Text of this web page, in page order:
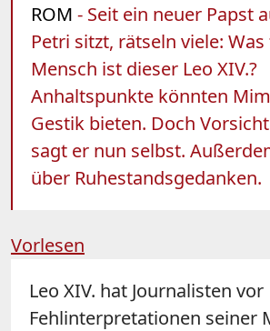
ROM - Seit ein neuer Papst
Petri sitzt, rätseln viele:
Mensch ist dieser Leo XIV.?
Anhaltspunkte könnten
Gestik bieten. Doch
sagt er nun selbst.
über Ruhestandsgedanken.
Vorlesen
Leo XIV. hat Journalisten vor
Fehlinterpretationen seiner